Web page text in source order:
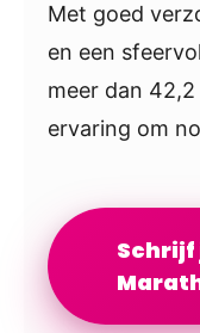
Met goed
en een
meer dan
ervaring om
Schrijf